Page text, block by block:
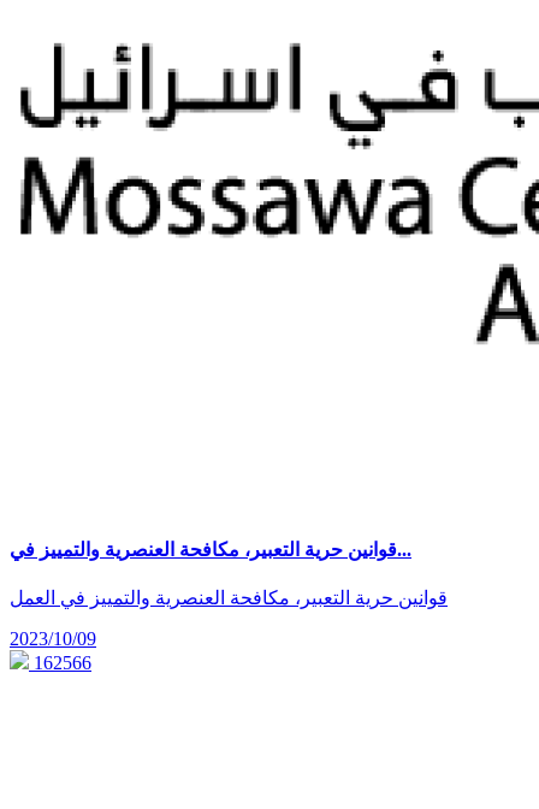
قوانين حرية التعبير، مكافحة العنصرية والتمييز في...
قوانين حرية التعبير، مكافحة العنصرية والتمييز في العمل
2023/10/09
162566